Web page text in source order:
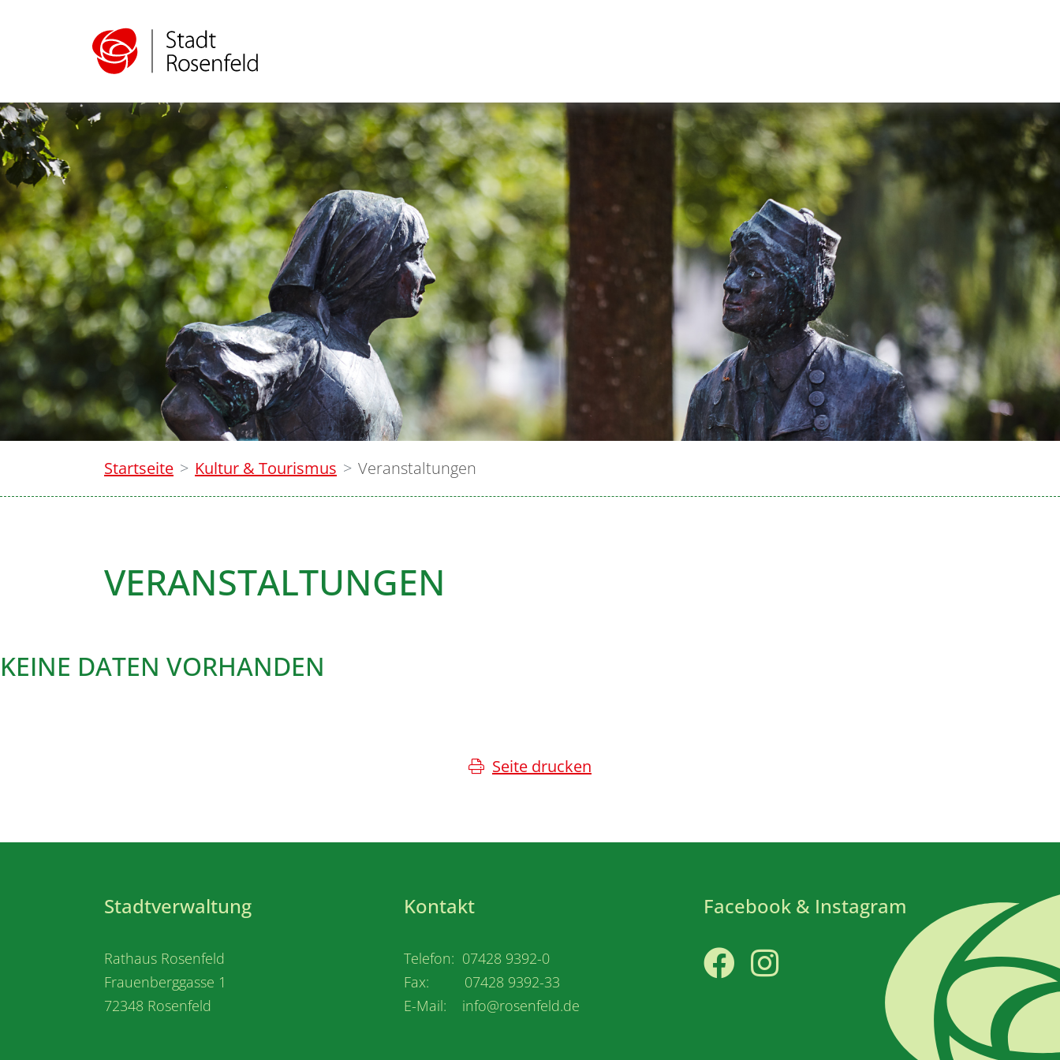
Startseite Kultur & Tourismus Veranstaltungen
VERANSTALTUNGEN
KEINE DATEN VORHANDEN
Seite drucken
Stadtverwaltung
Rathaus Rosenfeld
Frauenberggasse 1
72348 Rosenfeld
Kontakt
Telefon: 07428 9392-0
Fax: 07428 9392-33
E-Mail: info@rosenfeld.de
Facebook & Instagram